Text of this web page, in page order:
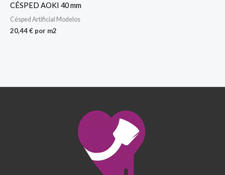
CÉSPED AOKI 40 mm
Césped Artificial Modelos
20,44€ por m2